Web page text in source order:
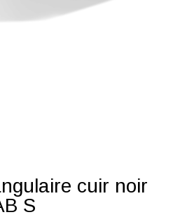
cuir noir
S